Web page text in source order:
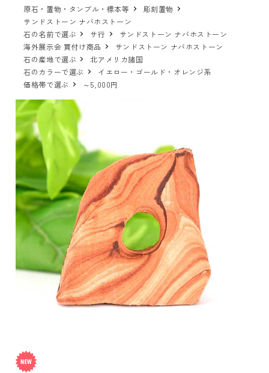
原石・置物・タンブル・標本等
彫刻置物
サンドストーン ナバホストーン
石の名前で選ぶ
サ行
サンドストーン ナバホストーン
海外展示会 買付け商品
サンドストーン ナバホストーン
石の産地で選ぶ
北アメリカ諸国
石のカラーで選ぶ
イエロー・ゴールド・オレンジ系
価格帯で選ぶ
～5,000円